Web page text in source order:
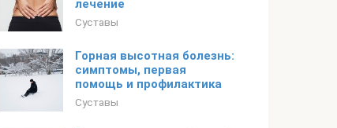
лечение
Суставы
Горная высотная болезнь:
симптомы, первая
помощь и профилактика
Суставы